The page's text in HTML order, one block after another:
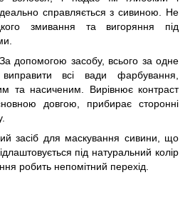
справляється з сивиною. Не
змивання та вигоряння під
допомогою засобу, всього за одне
всі вади фарбування,
та насиченим. Вирівнює контраст
довгою, прибирає сторонні
засіб для маскування сивини, що
під натуральний колір
робить непомітний перехід.